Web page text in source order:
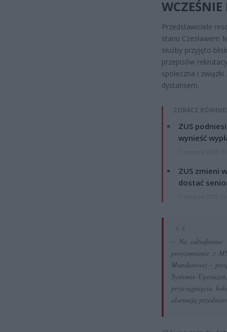
Przedstawiciele
stanu Czesławem
służby przyjęto
przepisów
społeczna i
dystansem.
ZOBACZ
ZUS
wynieść
ZUS zmieni
dostać
– Na odtrąbienie
porozumienie z
Mundurowej –
Systemie
przyciągnięcia
alarmują